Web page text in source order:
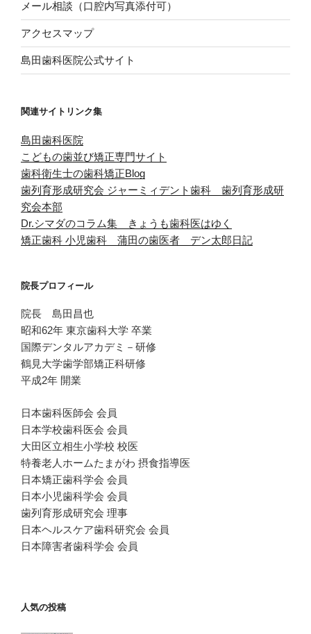
メール相談（口腔内写真添付可）
アクセスマップ
島田歯科医院公式サイト
関連サイトリンク集
島田歯科医院
こどもの歯並び矯正専門サイト
歯科衛生士の歯科矯正Blog
歯列育形成研究会 ジャーミィデント歯科 歯列育形成研
究会本部
Dr.シマダのコラム集 きょうも歯科医はゆく
矯正歯科 小児歯科 蒲田の歯医者 デン太郎日記
院長プロフィール
院長 島田昌也
昭和62年 東京歯科大学 卒業
国際デンタルアカデミ－研修
鶴見大学歯学部矯正科研修
平成2年 開業
日本歯科医師会 会員
日本学校歯科医会 会員
大田区立相生小学校 校医
特養老人ホームたまがわ 摂食指導医
日本矯正歯科学会 会員
日本小児歯科学会 会員
歯列育形成研究会 理事
日本ヘルスケア歯科研究会 会員
日本障害者歯科学会 会員
人気の投稿